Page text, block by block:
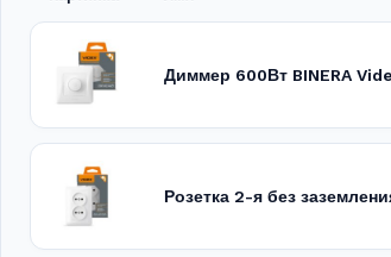
Диммер 600Вт BINERA
Розетка 2-я без